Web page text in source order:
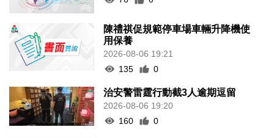
陳禮祺促規範停車場車輛升降機使
用保養
2026-08-06 19:21
135
0
治安警雷霆行動截3人逾期逗留
2026-08-06 19:20
160
0